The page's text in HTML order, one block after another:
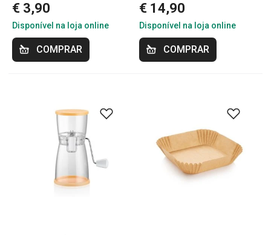
€ 3,90
Disponível na loja online
COMPRAR
€ 14,90
Disponível na loja online
COMPRAR